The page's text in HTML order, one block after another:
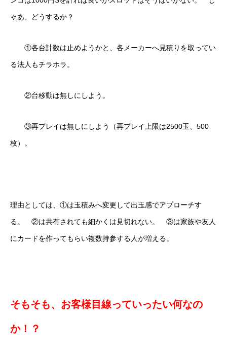
ゃあ、どうするか？
①各台計数は止めようかと、各メーカーへ見積りを取ってい
る法人もチラホラ。
②台移動は無しにしよう。
③再プレイは無しにしよう（再プレイ上限は2500玉、500
枚）。
理由としては、①は玉積みへ変更して出玉感でアプローチす
る。 ②は共有されても細かくは見切れない。 ③は家族や友人
にカードを作ってもらい複数持参する人が増える。
そもそも、お客様目線っていったい何なの
か！？